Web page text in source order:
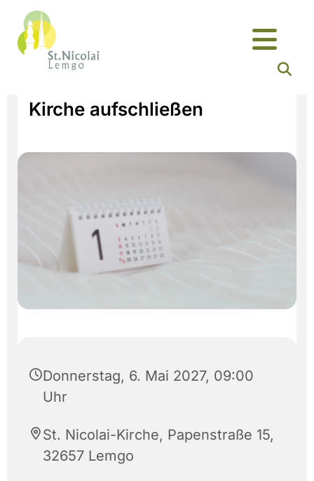
Kirche aufschließen
Donnerstag, 6. Mai 2027, 09:00
Uhr
St. Nicolai-Kirche, Papenstraße 15,
32657 Lemgo